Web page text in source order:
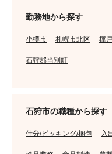
勤務地から探す
小樽市 札幌市北区 樺
石狩郡当別町
石狩市の職種から探す
仕分/ピッキング/梱包 入